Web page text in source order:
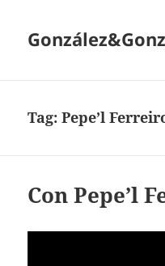
Tag:Pepe’l
Con Pepe’l